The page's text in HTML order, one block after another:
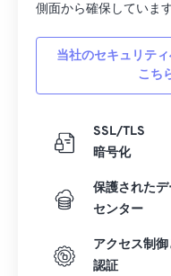
側面から確保しています
当社のセキュリテ
こち
SSL/TLS
暗号化
保護されたデ
センター
アクセス制御
認証